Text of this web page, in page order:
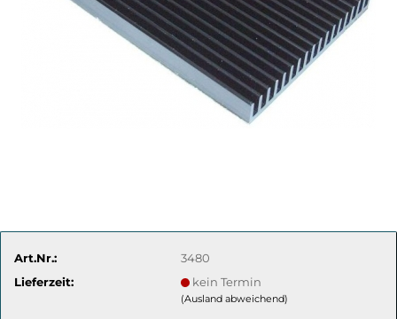
Art.Nr.:
3480
Lieferzeit:
kein Termin
(Ausland abweichend)